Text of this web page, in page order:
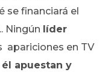
se financiará el
Ningún líder
apariciones en TV
apuestan y